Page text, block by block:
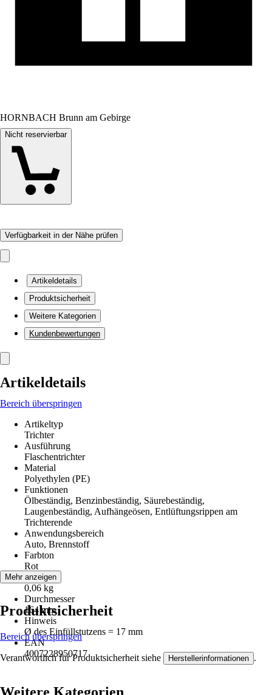
HORNBACH Brunn am Gebirge
Nicht reservierbar
Verfügbarkeit in der Nähe prüfen
Artikeldetails
Produktsicherheit
Weitere Kategorien
Kundenbewertungen
Artikeldetails
Bereich überspringen
Artikeltyp
Trichter
Ausführung
Flaschentrichter
Material
Polyethylen (PE)
Funktionen
Ölbeständig, Benzinbeständig, Säurebeständig,
Laugenbeständig, Aufhängeösen, Entlüftungsrippen am
Trichterende
Anwendungsbereich
Auto, Brennstoff
Farbton
Rot
Gewicht
0,06 kg
Durchmesser
164 mm
Hinweis
Ø des Einfüllstutzens = 17 mm
EAN
4007228950717
Mehr anzeigen
Produktsicherheit
Bereich überspringen
Verantwortlich für Produktsicherheit siehe Herstellerinformationen .